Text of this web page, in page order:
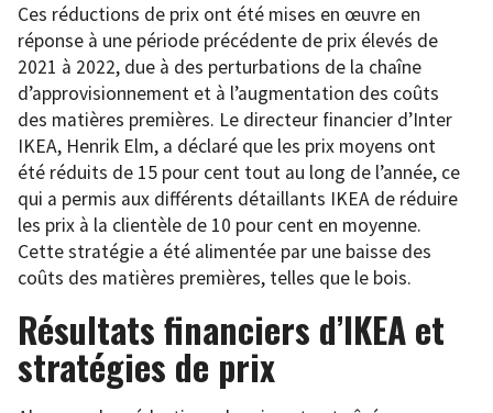
Ces réductions de prix ont été mises en œuvre en
réponse à une période précédente de prix élevés de
2021 à 2022, due à des perturbations de la chaîne
d’approvisionnement et à l’augmentation des coûts
des matières premières. Le directeur financier d’Inter
IKEA, Henrik Elm, a déclaré que les prix moyens ont
été réduits de 15 pour cent tout au long de l’année, ce
qui a permis aux différents détaillants IKEA de réduire
les prix à la clientèle de 10 pour cent en moyenne.
Cette stratégie a été alimentée par une baisse des
coûts des matières premières, telles que le bois.
Résultats financiers d’IKEA et
stratégies de prix